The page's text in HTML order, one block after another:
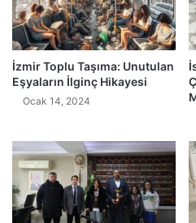
İzmir Toplu Taşıma: Unutulan
Eşyaların İlginç Hikayesi
Ocak 14, 2024